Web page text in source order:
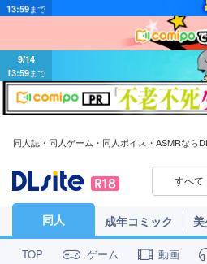
9/14
13:59まで
同人誌・同人ゲーム・同人ボイス・ASMRなら
すべて
同人 成年コミック
TOP ゲーム 動画